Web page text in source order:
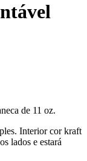
de 11 oz.
Interior cor kraft
lados e estará